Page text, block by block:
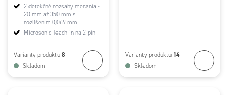
2 detekčné rozsahy merania -
20 mm až 350 mm s
rozlíšením 0,069 mm
Microsonic Teach-in na 2 pin
Varianty produktu 8
Skladom
Varianty produktu 14
Skladom